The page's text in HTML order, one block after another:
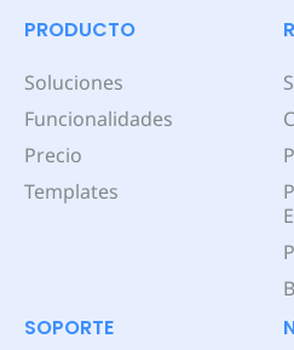
PRODUCTO
Soluciones
Funcionalidades
Precio
Templates
SOPORTE